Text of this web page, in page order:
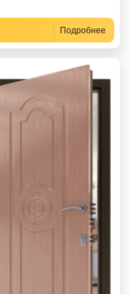
Подробнее